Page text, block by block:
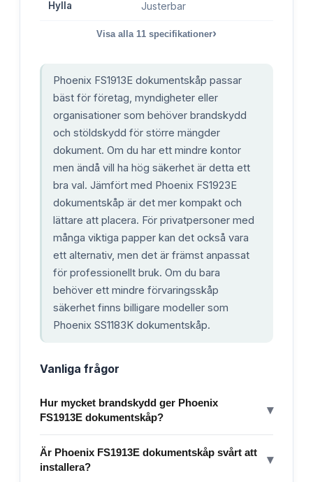
Hylla Justerbar
Visa alla 11 specifikationer›
Phoenix FS1913E dokumentskåp passar
bäst för företag, myndigheter eller
organisationer som behöver brandskydd
och stöldskydd för större mängder
dokument. Om du har ett mindre kontor
men ändå vill ha hög säkerhet är detta ett
bra val. Jämfört med Phoenix FS1923E
dokumentskåp är det mer kompakt och
lättare att placera. För privatpersoner med
många viktiga papper kan det också vara
ett alternativ, men det är främst anpassat
för professionellt bruk. Om du bara
behöver ett mindre förvaringsskåp
säkerhet finns billigare modeller som
Phoenix SS1183K dokumentskåp.
Vanliga frågor
Hur mycket brandskydd ger Phoenix
FS1913E dokumentskåp?
▾
Är Phoenix FS1913E dokumentskåp svårt att
installera?
▾